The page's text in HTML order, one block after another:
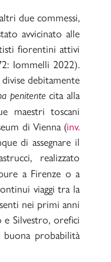
due commessi,
avvicinato alle
fiorentini attivi
Iommelli 2022).
debitamente
penitente cita alla
maestri toscani
di Vienna (inv.
di assegnare il
realizzato
a Firenze o a
viaggi tra la
nei primi anni
e Silvestro, orefici
probabilità